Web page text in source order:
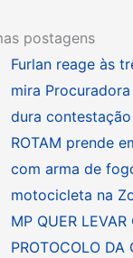
postagens
Furlan reage às
mira
dura contestação
ROTAM prende
com arma de
motocicleta na
MP QUER
PROTOCOLO DA